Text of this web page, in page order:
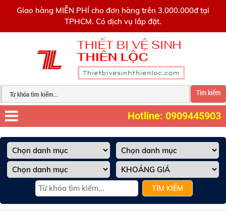
Giao hàng MIỄN PHÍ cho đơn hàng trên 3.000.000đ tại
TPHCM. Có dịch vụ lắp đặt.
Tìm kiếm
Hotline: 0909445903
TÌM KIẾM
0909445903